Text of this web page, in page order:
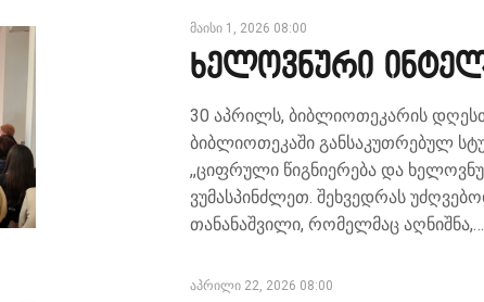
მაისი 1, 2026 08:00
ხელოვნური
30 აპრილს, ბიბლიოთეკარის
ბიბლიოთეკაში განსაკუთრებულ
,,ციფრული წიგნიერება და
ვუმასპინძლეთ. შეხვედრას
თანანაშვილი, რომელმაც აღნიშნა,…
აპრილი 22, 2026 08:00